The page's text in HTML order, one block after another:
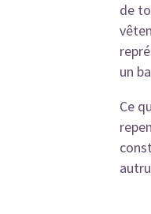
de
un
Ce